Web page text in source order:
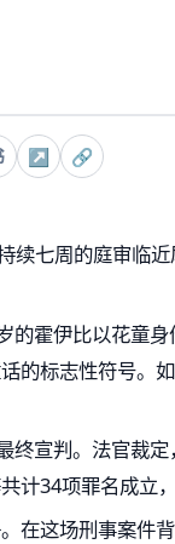
↗ 🔗
续七周的庭审临
霍伊比以花童身
的标志性符号。
终宣判。法官裁
计34项罪名成立
在这场刑事案件